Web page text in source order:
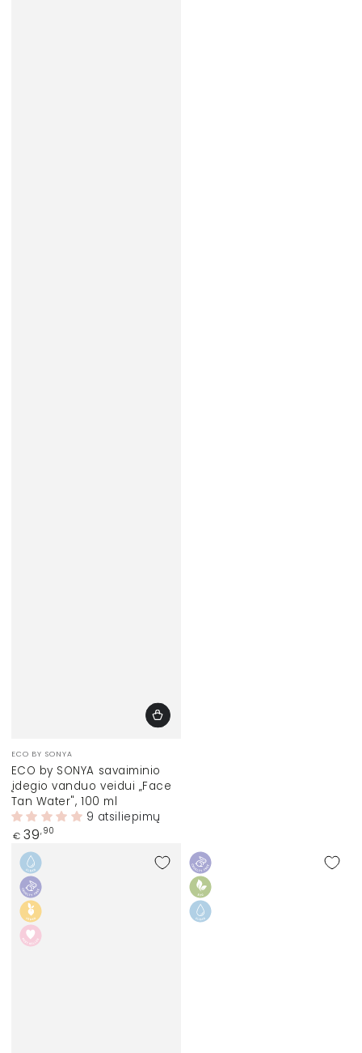
Prekinis
ženklas:
ECO BY SONYA
ECO by SONYA savaiminio
įdegio vanduo veidui „Face
Tan Water", 100 ml
9 atsiliepimų
Įprasta
€ 39,90